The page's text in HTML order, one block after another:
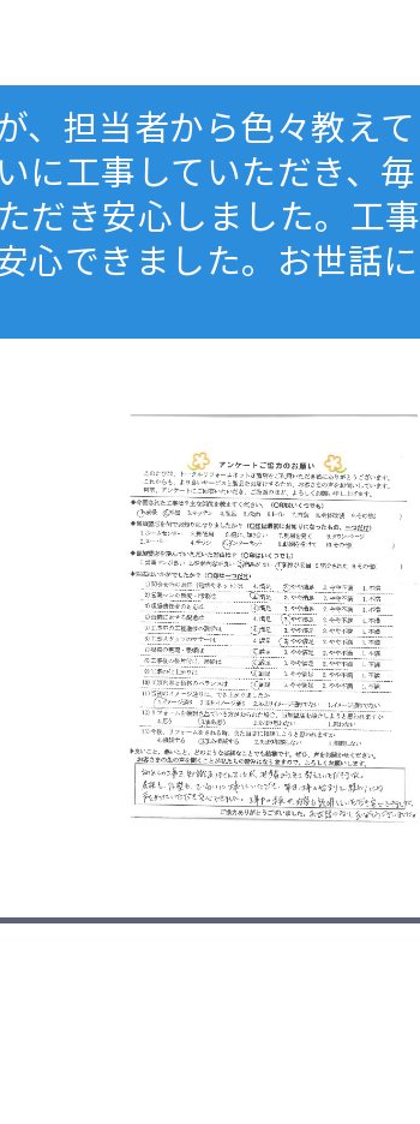
、担当者から色々教えて
に工事していただき、毎
だき安心しました。工事
心できました。お世話に